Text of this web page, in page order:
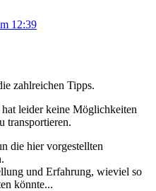
12:39
zahlreichen Tipps.
leider keine Möglichkeiten
transportieren.
die hier vorgestellten
und Erfahrung, wieviel so
könnte...